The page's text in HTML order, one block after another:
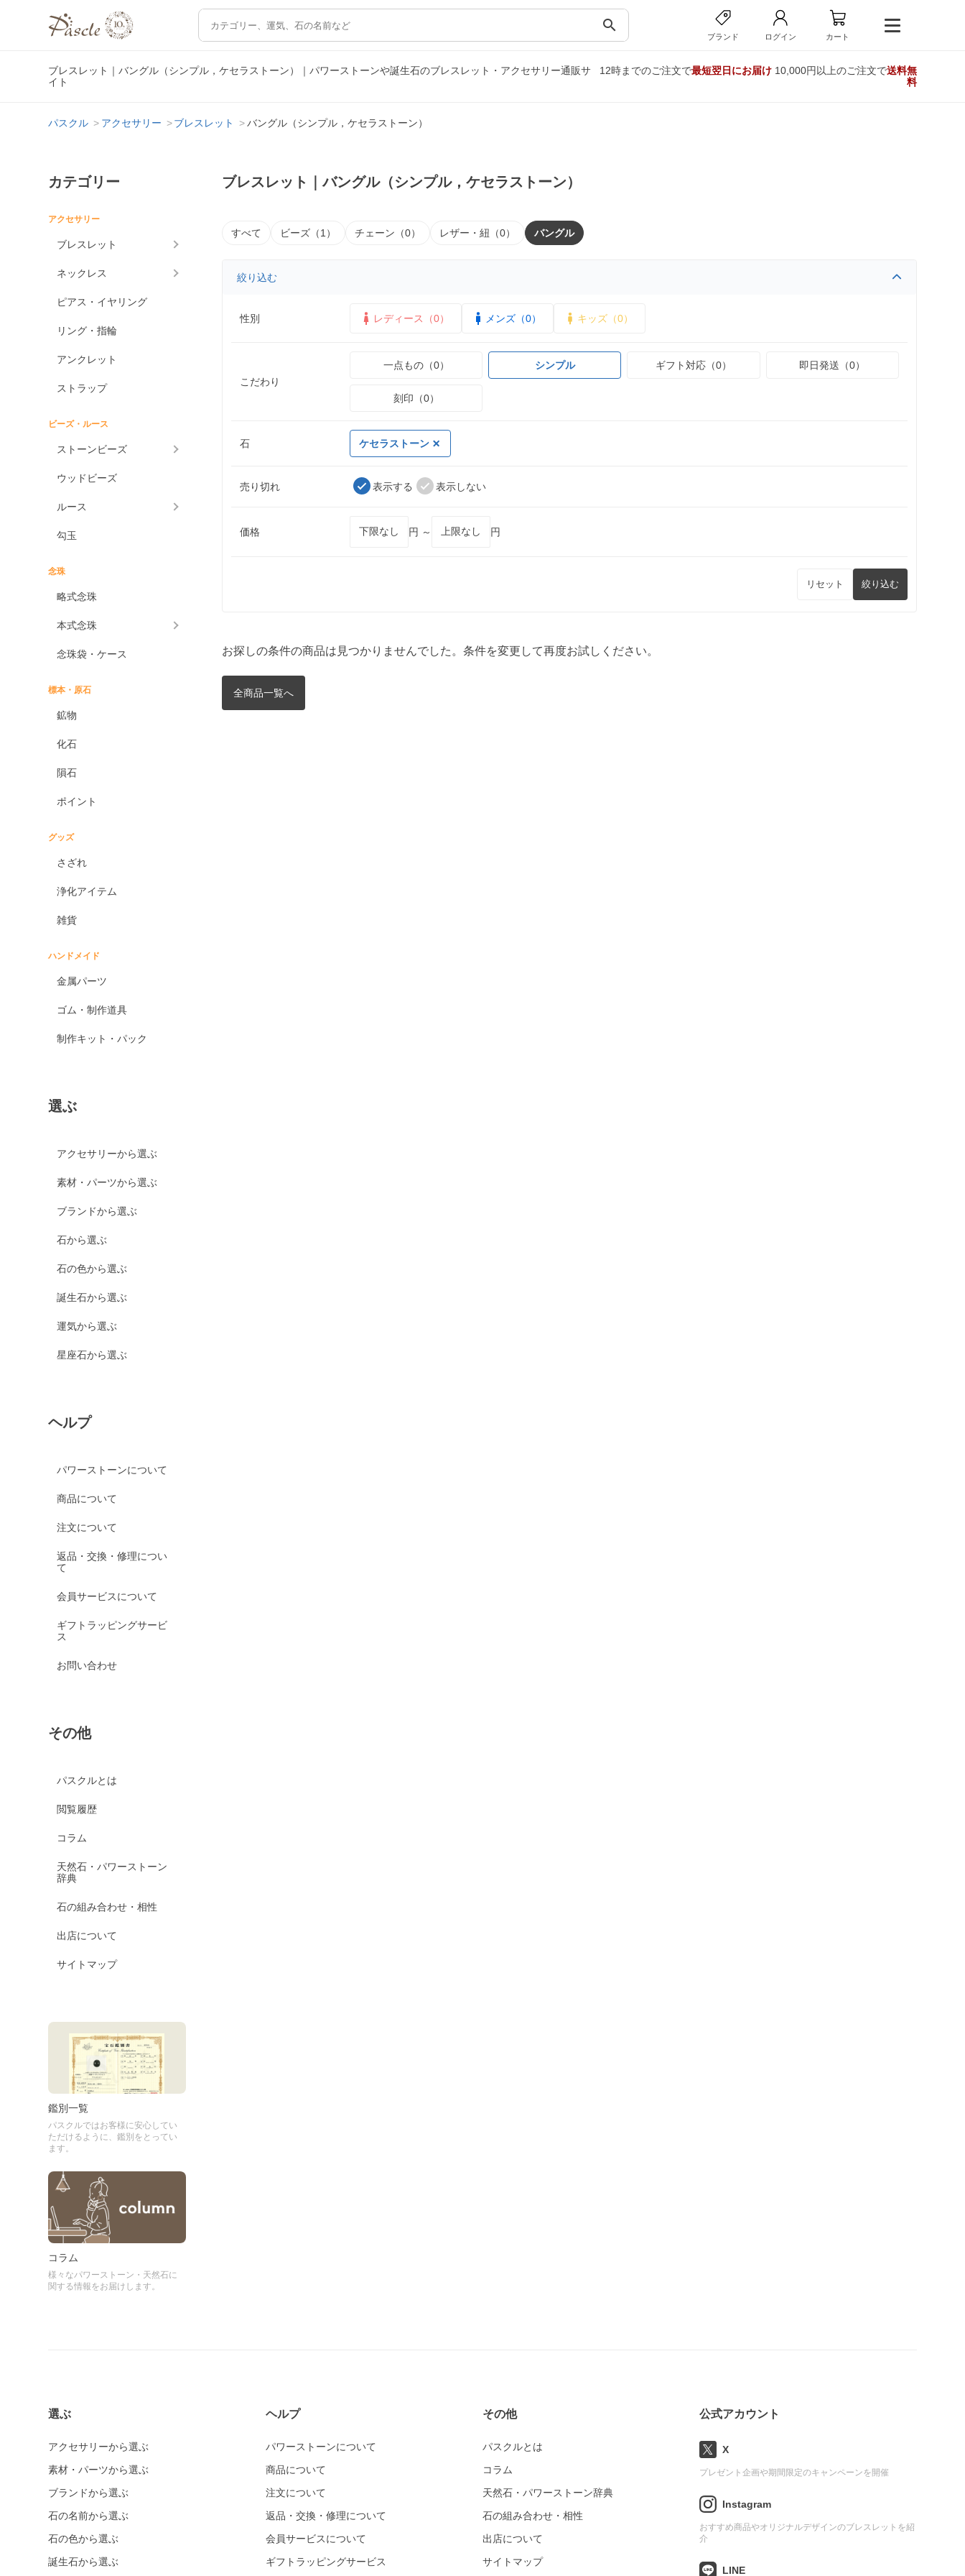
search
ブランド ログイン カート
ブレスレット｜バングル（シンプル，ケセラストーン）｜パワーストーンや誕生石のブレスレット・アクセサリー通販サ
イト
12時までのご注文で最短翌日にお届け10,000円以上のご注文で送料無
料
パスクル アクセサリー ブレスレット バングル（シンプル，ケセラストーン）
カテゴリー
アクセサリー
ブレスレット
ネックレス
ピアス・イヤリング
リング・指輪
アンクレット
ストラップ
ビーズ・ルース
ストーンビーズ
ウッドビーズ
ルース
勾玉
念珠
略式念珠
本式念珠
念珠袋・ケース
標本・原石
鉱物
化石
隕石
ポイント
グッズ
さざれ
浄化アイテム
雑貨
ハンドメイド
金属パーツ
ゴム・制作道具
制作キット・パック
選ぶ
アクセサリーから選ぶ
素材・パーツから選ぶ
ブランドから選ぶ
石から選ぶ
石の色から選ぶ
誕生石から選ぶ
運気から選ぶ
星座石から選ぶ
ヘルプ
パワーストーンについて
商品について
注文について
返品・交換・修理につい
て
会員サービスについて
ギフトラッピングサービ
ス
お問い合わせ
その他
パスクルとは
閲覧履歴
コラム
天然石・パワーストーン
辞典
石の組み合わせ・相性
出店について
サイトマップ
鑑別一覧
パスクルではお客様に安心してい
ただけるように、鑑別をとってい
ます。
コラム
様々なパワーストーン・天然石に
関する情報をお届けします。
ブレスレット｜バングル（シンプル，ケセラストーン）
すべて ビーズ（1） チェーン（0） レザー・紐（0） バングル
絞り込む
性別 レディース（0） メンズ（0） キッズ（0）
こだわり
一点もの（0） シンプル ギフト対応（0） 即日発送（0）
刻印（0）
石 ケセラストーン
売り切れ 表示する 表示しない
価格 円 ～ 円
リセット 絞り込む
お探しの条件の商品は見つかりませんでした。条件を変更して再度お試しください。
全商品一覧へ
選ぶ
アクセサリーから選ぶ
素材・パーツから選ぶ
ブランドから選ぶ
石の名前から選ぶ
石の色から選ぶ
誕生石から選ぶ
ヘルプ
パワーストーンについて
商品について
注文について
返品・交換・修理について
会員サービスについて
ギフトラッピングサービス
その他
パスクルとは
コラム
天然石・パワーストーン辞典
石の組み合わせ・相性
出店について
サイトマップ
公式アカウント
X
プレゼント企画や期間限定のキャンペーンを開催
Instagram
おすすめ商品やオリジナルデザインのブレスレットを紹
介
LINE